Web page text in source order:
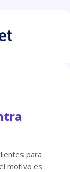
para
motivo es